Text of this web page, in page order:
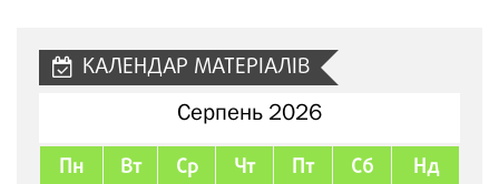
КАЛЕНДАР МАТЕРІАЛІВ
Серпень 2026
Пн Вт Ср Чт Пт Сб Нд